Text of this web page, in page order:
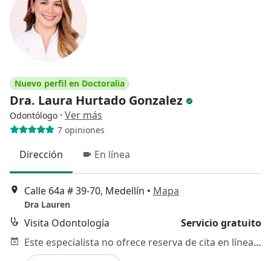
Nuevo perfil en Doctoralia
Dra. Laura Hurtado Gonzalez
Odontólogo · Ver más
7 opiniones
Dirección En línea
Calle 64a # 39-70, Medellín • Mapa
Dra Lauren
Visita Odontología
Servicio gratuito
Este especialista no ofrece reserva de cita en línea en esta dirección.